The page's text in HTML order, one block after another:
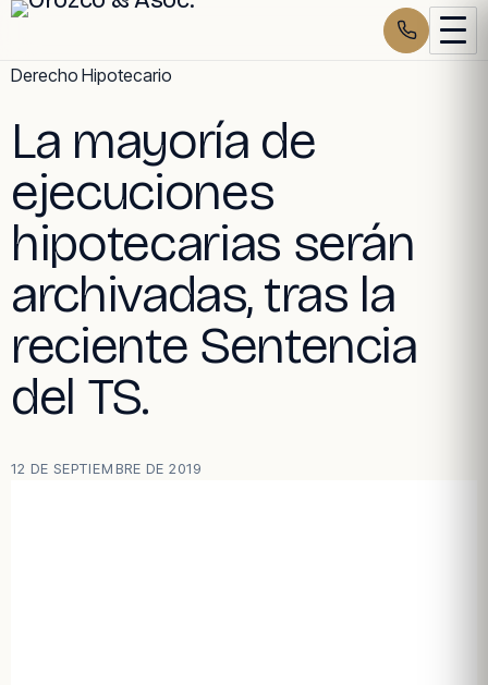
Skip
content
Derecho Hipotecario
La mayoría de
ejecuciones
hipotecarias serán
archivadas, tras la
reciente Sentencia
del TS.
12 DE SEPTIEMBRE DE 2019